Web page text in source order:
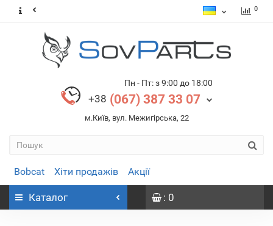
0
Пн - Пт: з 9:00 до 18:00
+38 (067) 387 33 07
м.Київ, вул. Межигірська, 22
Bobcat Хіти продажів Акції
Каталог : 0